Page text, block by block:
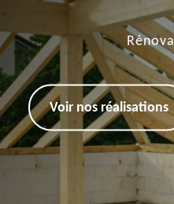
Voir nos réalisations